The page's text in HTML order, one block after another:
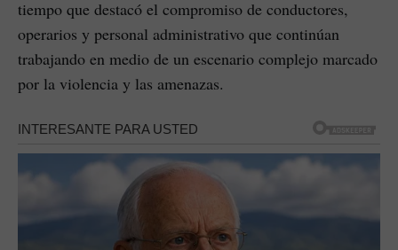
tiempo que destacó el compromiso de conductores,
operarios y personal administrativo que continúan
trabajando en medio de un escenario complejo marcado
por la violencia y las amenazas.